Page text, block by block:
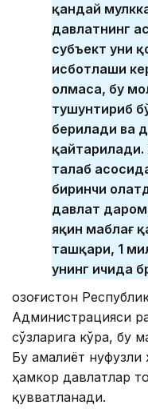
қандай
давлатнинг
субъект уни
исботлаши
олмаса, бу
тушунтириб
берилади ва
қайтарилади.
талаб
биринчи
давлат
яқин маблағ
ташқари, 1
унинг ичида
Қозоғистон
Администрацияси
сўзларига кўра, бу
Бу амалиёт нуфузли
ҳамкор давлатлар
қувватланади.